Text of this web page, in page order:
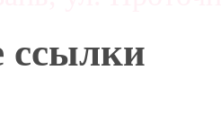
ссылки